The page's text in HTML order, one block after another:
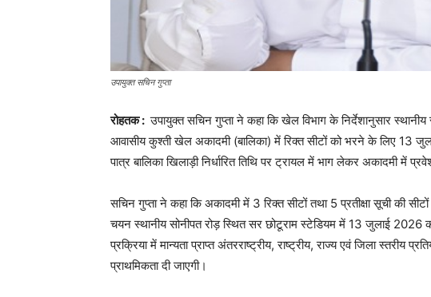
उपायुक्त सचिन गुप्ता
रोहतक : उपायुक्त सचिन गुप्ता ने कहा कि खेल विभाग के निर्देशानुसार
आवासीय कुश्ती खेल अकादमी (बालिका) में रिक्त सीटों को भरने के लिए 13
पात्र बालिका खिलाड़ी निर्धारित तिथि पर ट्रायल में भाग लेकर अकादमी में
सचिन गुप्ता ने कहा कि अकादमी में 3 रिक्त सीटों तथा 5 प्रतीक्षा सूची की
चयन स्थानीय सोनीपत रोड़ स्थित सर छोटूराम स्टेडियम में 13 जुलाई 2026
प्रक्रिया में मान्यता प्राप्त अंतरराष्ट्रीय, राष्ट्रीय, राज्य एवं जिला स्तरीय
प्राथमिकता दी जाएगी।